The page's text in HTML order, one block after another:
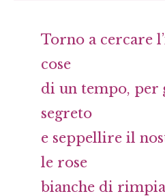
Torno a cercare
cose
di un tempo, per
segreto
e seppellire il
le rose
bianche di